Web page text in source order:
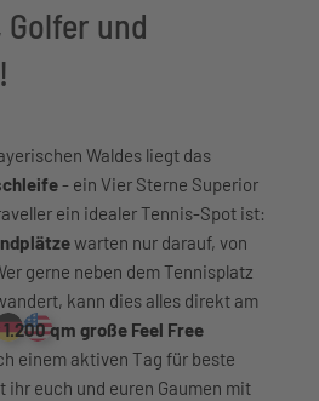
und
Waldes liegt das
- ein Vier Sterne Superior
ein idealer Tennis-Spot ist:
warten nur darauf, von
gerne neben dem Tennisplatz
kann dies alles direkt am
1.200 qm große Feel Free
einem aktiven Tag für beste
ihr euch und euren Gaumen mit